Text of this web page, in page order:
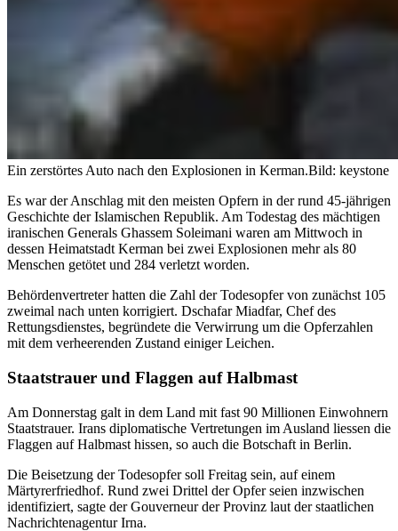
Ein zerstörtes Auto nach den Explosionen in Kerman.Bild: keystone
Es war der Anschlag mit den meisten Opfern in der rund 45-jährigen
Geschichte der Islamischen Republik. Am Todestag des mächtigen
iranischen Generals Ghassem Soleimani waren am Mittwoch in
dessen Heimatstadt Kerman bei zwei Explosionen mehr als 80
Menschen getötet und 284 verletzt worden.
Behördenvertreter hatten die Zahl der Todesopfer von zunächst 105
zweimal nach unten korrigiert. Dschafar Miadfar, Chef des
Rettungsdienstes, begründete die Verwirrung um die Opferzahlen
mit dem verheerenden Zustand einiger Leichen.
Staatstrauer und Flaggen auf Halbmast
Am Donnerstag galt in dem Land mit fast 90 Millionen Einwohnern
Staatstrauer. Irans diplomatische Vertretungen im Ausland liessen die
Flaggen auf Halbmast hissen, so auch die Botschaft in Berlin.
Die Beisetzung der Todesopfer soll Freitag sein, auf einem
Märtyrerfriedhof. Rund zwei Drittel der Opfer seien inzwischen
identifiziert, sagte der Gouverneur der Provinz laut der staatlichen
Nachrichtenagentur Irna.